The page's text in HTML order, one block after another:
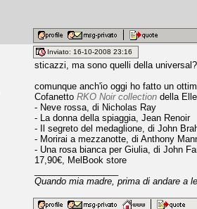
Inviato: 16-10-2008 23:16
sticazzi, ma sono quelli della
comunque anch'io oggi ho fatto un
Cofanetto RKO Noir collection della
- Neve rossa, di Nicholas Ray
- La donna della spiaggia, Jean Renoir
- Il segreto del medaglione, di John
- Morirai a mezzanotte, di Anthony
- Una rosa bianca per Giulia, di John
17,90€, MelBook store
Quando mia madre, prima di andare a